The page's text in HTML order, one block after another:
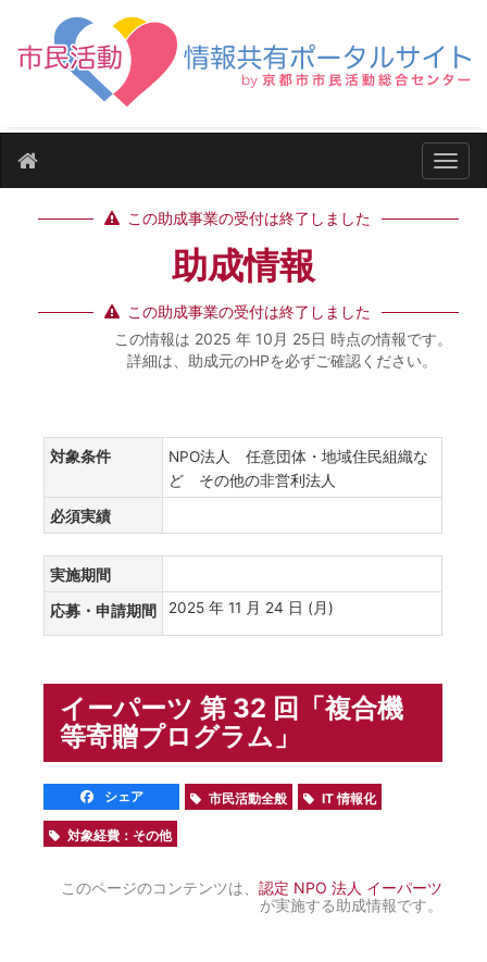
ナビ
この助成事業の受付は終了しました
助成情報
この助成事業の受付は終了しました
この情報は 2025 年 10月 25日 時点の情報です。
詳細は、助成元のHPを必ずご確認ください。
対象条件
NPO法人 任意団体・地域住民組織な
ど その他の非営利法人
必須実績
実施期間
応募・申請期間 2025 年 11 月 24 日 (月)
イーパーツ 第 32 回「複合機
等寄贈プログラム」
シェア 市民活動全般 IT 情報化
対象経費：その他
このページのコンテンツは、認定 NPO 法人 イーパーツ
が実施する助成情報です。